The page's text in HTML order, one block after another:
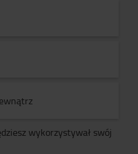
wykorzystywał swój